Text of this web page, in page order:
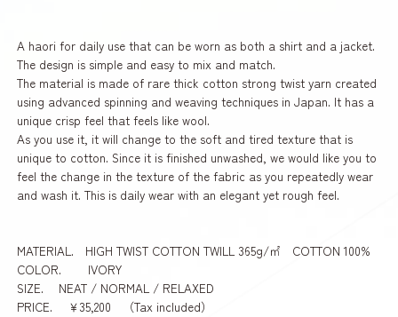
A haori for daily use that can be worn as both a shirt and a jacket.
The design is simple and easy to mix and match.
The material is made of rare thick cotton strong twist yarn created
using advanced spinning and weaving techniques in Japan. It has a
unique crisp feel that feels like wool.
As you use it, it will change to the soft and tired texture that is
unique to cotton. Since it is finished unwashed, we would like you to
feel the change in the texture of the fabric as you repeatedly wear
and wash it. This is daily wear with an elegant yet rough feel.
MATERIAL. HIGH TWIST COTTON TWILL 365g/㎡ COTTON 100%
COLOR. IVORY
SIZE. NEAT / NORMAL / RELAXED
PRICE. ￥35,200 （Tax included）